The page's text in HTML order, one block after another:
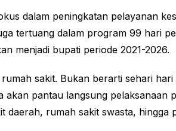
dalam peningkatan pelayanan
tertuang dalam program 99 hari
menjadi bupati periode 2021-2026.
sakit. Bukan berarti sehari hari
akan pantau langsung pelaksanaan
daerah, rumah sakit swasta, hingga